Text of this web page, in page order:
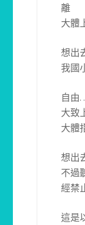
離
大體
想出
我國
自由.
大致
大體
想出
不過
經禁
這是